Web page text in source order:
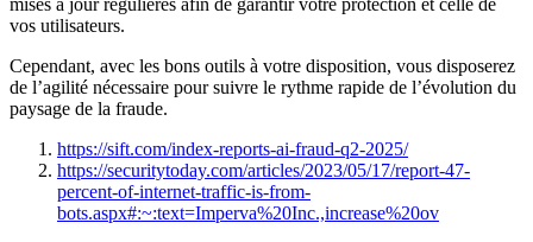
mises à jour régulières afin de garantir votre protection et celle de
vos utilisateurs.
Cependant, avec les bons outils à votre disposition, vous disposerez
de l’agilité nécessaire pour suivre le rythme rapide de l’évolution du
paysage de la fraude.
https://sift.com/index-reports-ai-fraud-q2-2025/
https://securitytoday.com/articles/2023/05/17/report-47-
percent-of-internet-traffic-is-from-
bots.aspx#:~:text=Imperva%20Inc.,increase%20ov